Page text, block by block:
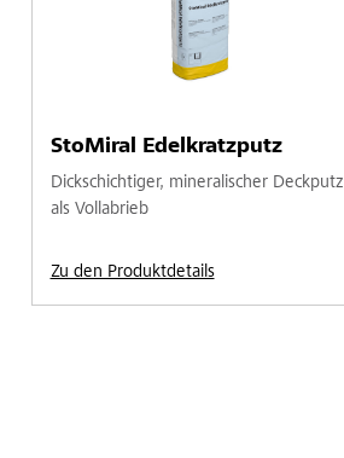
StoMiral Edelkratzputz
Dickschichtiger, mineralischer Deckputz
als Vollabrieb
Zu den Produktdetails